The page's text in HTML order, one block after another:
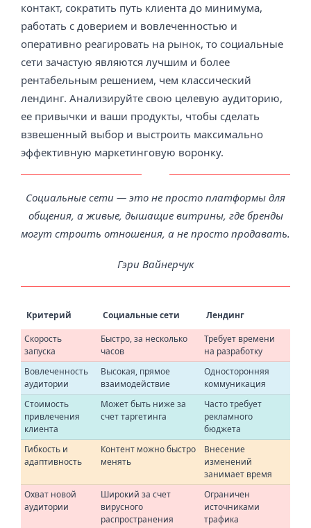
контакт, сократить путь клиента до минимума,
работать с доверием и вовлеченностью и
оперативно реагировать на рынок, то социальные
сети зачастую являются лучшим и более
рентабельным решением, чем классический
лендинг. Анализируйте свою целевую аудиторию,
ее привычки и ваши продукты, чтобы сделать
взвешенный выбор и выстроить максимально
эффективную маркетинговую воронку.
Социальные сети — это не просто платформы для
общения, а живые, дышащие витрины, где бренды
могут строить отношения, а не просто продавать.
Гэри Вайнерчук
Критерий Социальные сети
Лендинг
Скорость
запуска
Быстро, за несколько
часов
Требует времени
на разработку
Вовлеченность
аудитории
Высокая, прямое
взаимодействие
Односторонняя
коммуникация
Стоимость
привлечения
клиента
Может быть ниже за
счет таргетинга
Часто требует
рекламного
бюджета
Гибкость и
адаптивность
Контент можно быстро
менять
Внесение
изменений
занимает время
Охват новой
аудитории
Широкий за счет
вирусного
распространения
Ограничен
источниками
трафика